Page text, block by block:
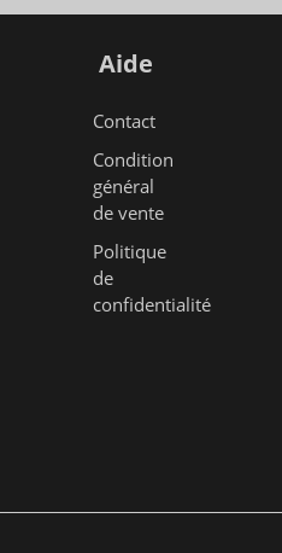
Aide
Contact
Condition
général
de vente
Politique
de
confidentialité